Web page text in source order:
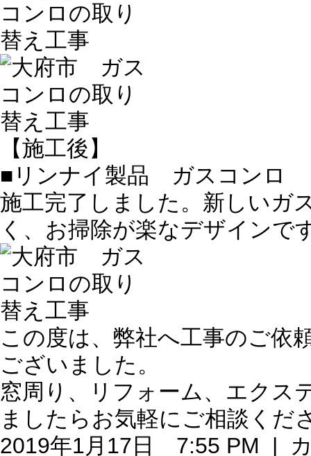
【施工後】
■リンナイ製品 ガスコンロ
施工完了しました。新しいガ
く、お掃除が楽なデザインで
この度は、弊社へ工事のご依
ございました。
窓周り、リフォーム、エクス
ましたらお気軽にご相談くだ
2019年1月17日 7:55 PM |